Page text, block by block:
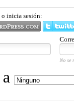
inicia sesión:
No se